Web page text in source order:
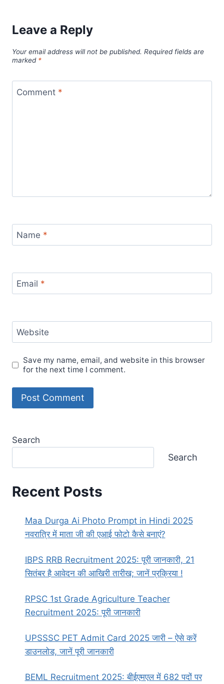
Leave a Reply
Your email address will not be published. Required fields are
marked *
Comment *
Name *
Email *
Website
Save my name, email, and website in this browser
for the next time I comment.
Search
Search
Recent Posts
Maa Durga Ai Photo Prompt in Hindi 2025
नवरात्रि में माता जी की एआई फोटो कैसे बनाएं?
IBPS RRB Recruitment 2025: पूरी जानकारी, 21
सितंबर है आवेदन की आखिरी तारीख; जानें प्रक्रिया !
RPSC 1st Grade Agriculture Teacher
Recruitment 2025: पूरी जानकारी
UPSSSC PET Admit Card 2025 जारी – ऐसे करें
डाउनलोड, जानें पूरी जानकारी
BEML Recruitment 2025: बीईएमएल में 682 पदों पर